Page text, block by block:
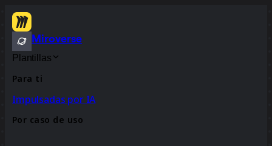
Miroverse
Plantillas
Para ti
Impulsadas por IA
Por caso de uso